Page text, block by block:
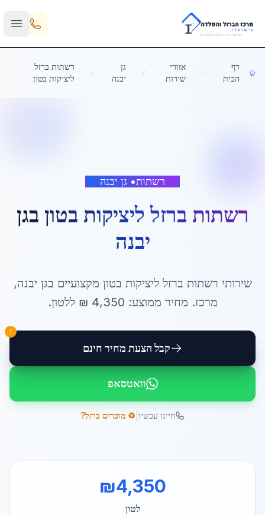
Skip to main content
דף
הבית
אזורי
שירות
גן
יבנה
רשתות ברזל
ליציקות בטון
רשתות• גן יבנה
רשתות ברזל ליציקות בטון בגן
יבנה
שירותי רשתות ברזל ליציקות בטון מקצועיים בגן יבנה,
מרכז. מחיר ממוצע: 4,350 ₪ ללטון.
קבל הצעת מחיר חינם
!
וואטסאפ
חייגו עכשיו ♻️ מוכרים ברזל?
₪4,350
לטון